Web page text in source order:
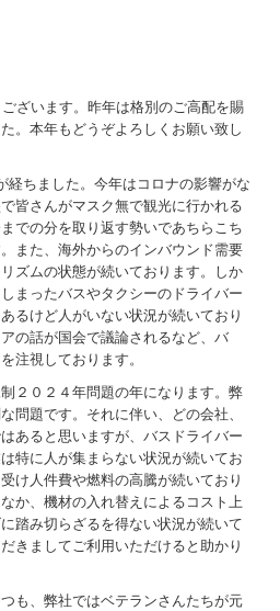
ざいます。昨年は格別のご高配を賜
。本年もどうぞよろしくお願い致し
経ちました。今年はコロナの影響がな
皆さんがマスク無で観光に行かれる
での分を取り返す勢いであちらこち
また、海外からのインバウンド需要
ズムの状態が続いております。しか
まったバスやタクシーのドライバー
るけど人がいない状況が続いており
の話が国会で議論されるなど、バ
注視しております。
２０２４年問題の年になります。弊
問題です。それに伴い、どの会社、
あると思いますが、バスドライバー
特に人が集まらない状況が続いてお
け人件費や燃料の高騰が続いており
か、機材の入れ替えによるコスト上
踏み切らざるを得ない状況が続いて
きましてご利用いただけると助かり
も、弊社ではベテランさんたちが元